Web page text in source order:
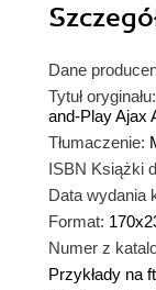
ale nie dla
wpajać
Dane
Tytuł oryginału:
and-Play Ajax
Tłumaczenie:
ISBN Książki
Data wydania
Format:
Numer z
Przykłady na